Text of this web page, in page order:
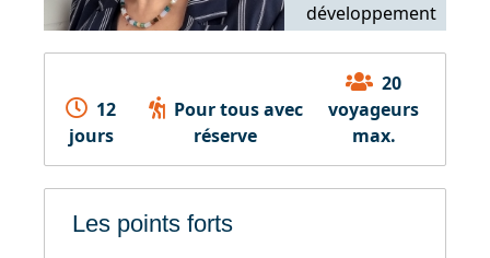
développement
12
jours
Pour tous avec
réserve
20
voyageurs
max.
Les points forts